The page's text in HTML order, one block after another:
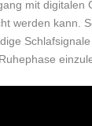
mit digitalen
werden kann.